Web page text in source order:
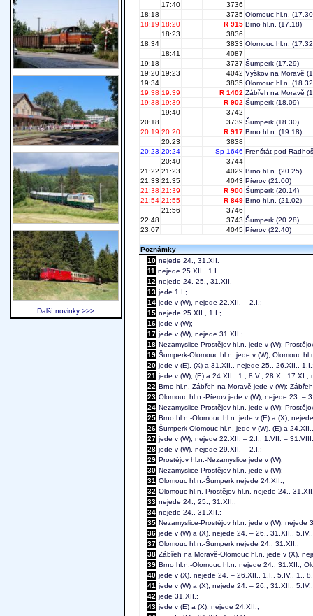
17:40
3736
18:18
3735 Olomouc hl.n.
18:19 18:20 R 915 Brno hl.n. (17.18)
18:23
3836
18:34
3833 Olomouc hl.n.
18:41
4087
19:18
3737 Šumperk (17.29)
19:20 19:23 4042 Vyškov na Moravě
19:34
3835 Olomouc hl.n.
19:38 19:39 R 1402 Zábřeh na Moravě
19:38 19:39 R 902 Šumperk (18.09)
19:40
3742
20:18
3739 Šumperk (18.30)
20:19 20:20 R 917 Brno hl.n. (19.18)
20:23
3838
20:23 20:24 Sp 1646 Frenštát pod
20:40
3744
21:22 21:23 4029 Brno hl.n. (20.25)
21:33 21:35 4043 Přerov (21.00)
21:38 21:39 R 900 Šumperk (20.14)
21:54 21:55 R 849 Brno hl.n. (21.02)
21:56
3746
22:48
3743 Šumperk (20.28)
23:07
4045 Přerov (22.40)
Poznámky
10 nejede 24., 31.XII.
11 nejede 25.XII., 1.I.
12 nejede 24.-25., 31.XII.
13 jede 1.I.;
14 jede v (W), nejede 22.XII. – 2.I.;
15 nejede 25.XII., 1.I.;
16 jede v (W);
17 jede v (W), nejede 31.XII.;
18 Nezamyslice-Prostějov hl.n. jede v (W);
19 Šumperk-Olomouc hl.n. jede v (W); Olomouc
20 jede v (E), (X) a 31.XII., nejede 25., 26.XII.,
21 jede v (W), (E) a 24.XII., 1., 8.V., 28.X., 17.XI.,
22 Brno hl.n.-Zábřeh na Moravě jede v (W);
23 Olomouc hl.n.-Přerov jede v (W), nejede 23. –
24 Nezamyslice-Prostějov hl.n. jede v (W);
25 Brno hl.n.-Olomouc hl.n. jede v (E) a (X),
26 Šumperk-Olomouc hl.n. jede v (W), (E) a
27 jede v (W), nejede 22.XII. – 2.I., 1.VII. –
28 jede v (W), nejede 29.XII. – 2.I.;
29 Prostějov hl.n.-Nezamyslice jede v (W);
30 Nezamyslice-Prostějov hl.n. jede v (W);
31 Olomouc hl.n.-Šumperk nejede 24.XII.;
32 Olomouc hl.n.-Prostějov hl.n. nejede 24.,
33 nejede 24., 25., 31.XII.;
34 nejede 24., 31.XII.;
35 Nezamyslice-Prostějov hl.n. jede v (W),
36 jede v (W) a (X), nejede 24. – 26., 31.XII.,
37 Olomouc hl.n.-Šumperk nejede 24., 31.XII.;
38 Zábřeh na Moravě-Olomouc hl.n. jede v (X),
39 Brno hl.n.-Olomouc hl.n. nejede 24., 31.XII.;
40 jede v (X), nejede 24. – 26.XII., 1.I., 5.IV., 1.,
41 jede v (W) a (X), nejede 24. – 26., 31.XII.,
42 jede 31.XII.;
43 jede v (E) a (X), nejede 24.XII.;
Další novinky >>>